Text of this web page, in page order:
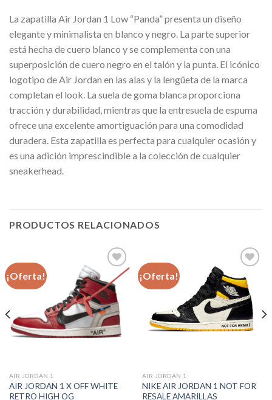
La zapatilla Air Jordan 1 Low “Panda” presenta un diseño
elegante y minimalista en blanco y negro. La parte superior
está hecha de cuero blanco y se complementa con una
superposición de cuero negro en el talón y la punta. El icónico
logotipo de Air Jordan en las alas y la lengüeta de la marca
completan el look. La suela de goma blanca proporciona
tracción y durabilidad, mientras que la entresuela de espuma
ofrece una excelente amortiguación para una comodidad
duradera. Esta zapatilla es perfecta para cualquier ocasión y
es una adición imprescindible a la colección de cualquier
sneakerhead.
PRODUCTOS RELACIONADOS
¡Oferta!
Añadir
a la
lista de
deseos
AIR JORDAN 1
AIR JORDAN 1 X OFF WHITE
RETRO HIGH OG
¡Oferta!
Añadir
a la
lista de
deseos
AIR JORDAN 1
NIKE AIR JORDAN 1 NOT FOR
RESALE AMARILLAS